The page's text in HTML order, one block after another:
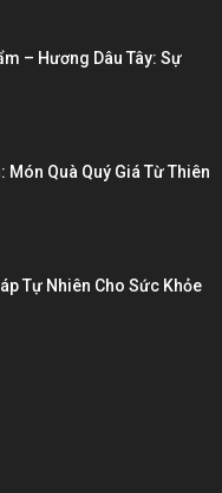
– Hương Dâu Tây: Sự
Món Quà Quý Giá Từ Thiên
Tự Nhiên Cho Sức Khỏe